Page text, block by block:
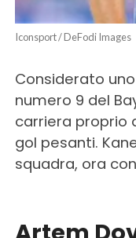
Iconsport / DeFodi Images
Considerato
numero 9 del
carriera proprio
gol pesanti.
squadra, ora